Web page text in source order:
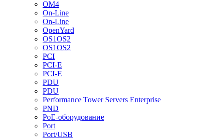
OM4
On-Line
On-Line
OpenYard
OS1OS2
OS1OS2
PCI
PCI-E
PCI-E
PDU
PDU
Performance Tower Servers Enterprise
PND
PoE-оборудование
Port
Port/USB